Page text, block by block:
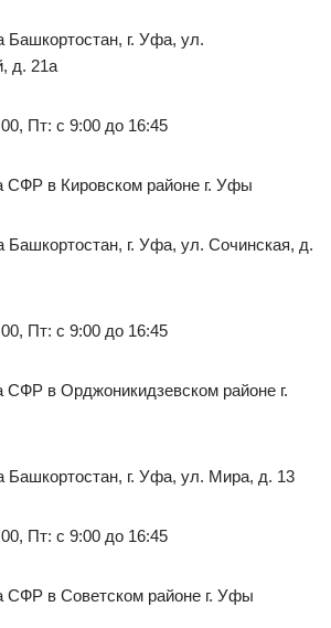
Башкортостан, г. Уфа, ул.
д. 21а
Пт: с 9:00 до 16:45
СФР в Кировском районе г. Уфы
Башкортостан, г. Уфа, ул. Сочинская, д.
Пт: с 9:00 до 16:45
СФР в Орджоникидзевском районе г.
Башкортостан, г. Уфа, ул. Мира, д. 13
Пт: с 9:00 до 16:45
СФР в Советском районе г. Уфы